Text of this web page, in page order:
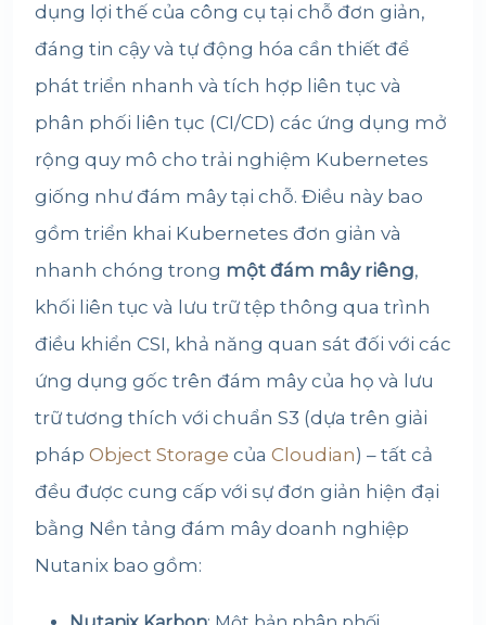
dụng lợi thế của công cụ tại chỗ đơn giản,
đáng tin cậy và tự động hóa cần thiết để
phát triển nhanh và tích hợp liên tục và
phân phối liên tục (CI/CD) các ứng dụng mở
rộng quy mô cho trải nghiệm Kubernetes
giống như đám mây tại chỗ. Điều này bao
gồm triển khai Kubernetes đơn giản và
nhanh chóng trong một đám mây riêng,
khối liên tục và lưu trữ tệp thông qua trình
điều khiển CSI, khả năng quan sát đối với các
ứng dụng gốc trên đám mây của họ và lưu
trữ tương thích với chuẩn S3 (dựa trên giải
pháp Object Storage của Cloudian) – tất cả
đều được cung cấp với sự đơn giản hiện đại
bằng Nền tảng đám mây doanh nghiệp
Nutanix bao gồm: